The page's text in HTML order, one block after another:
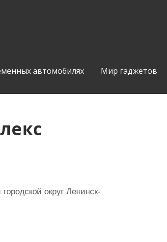
автомобилях Мир гаджетов
округ Ленинск-